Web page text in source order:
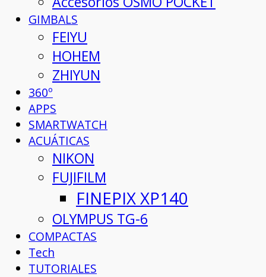
GIMBALS
FEIYU
HOHEM
ZHIYUN
360º
APPS
SMARTWATCH
ACUÁTICAS
NIKON
FUJIFILM
FINEPIX XP140
OLYMPUS TG-6
COMPACTAS
Tech
TUTORIALES